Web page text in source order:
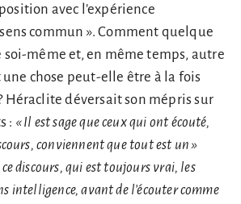
avec l’expérience
commun ». Comment quelque
même et, en même temps, autre
une chose peut-elle être à la fois
Héraclite déversait son mépris sur
: « Il est sage que ceux qui ont écouté,
conviennent que tout est un »
ce discours, qui est toujours vrai, les
intelligence, avant de l’écouter comme